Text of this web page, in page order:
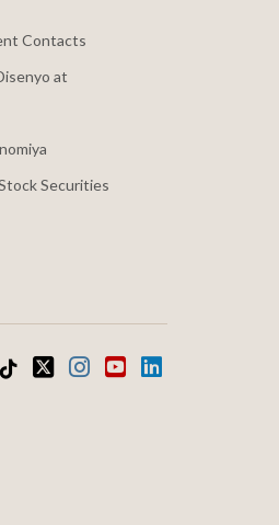
Contacts
at
Securities
Tiktok
kabaInstagram
youtubeLinkedIn